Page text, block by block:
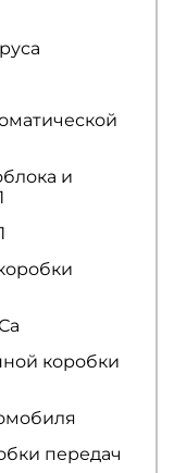
и
коробки
передач